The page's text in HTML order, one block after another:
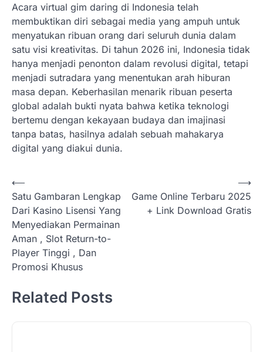
Acara virtual gim daring di Indonesia telah
membuktikan diri sebagai media yang ampuh untuk
menyatukan ribuan orang dari seluruh dunia dalam
satu visi kreativitas. Di tahun 2026 ini, Indonesia tidak
hanya menjadi penonton dalam revolusi digital, tetapi
menjadi sutradara yang menentukan arah hiburan
masa depan. Keberhasilan menarik ribuan peserta
global adalah bukti nyata bahwa ketika teknologi
bertemu dengan kekayaan budaya dan imajinasi
tanpa batas, hasilnya adalah sebuah mahakarya
digital yang diakui dunia.
Post
navigation
⟵
Satu Gambaran Lengkap
Dari Kasino Lisensi Yang
Menyediakan Permainan
Aman , Slot Return-to-
Player Tinggi , Dan
Promosi Khusus
Game Online Terbaru 2025
+ Link Download Gratis
⟶
Related Posts